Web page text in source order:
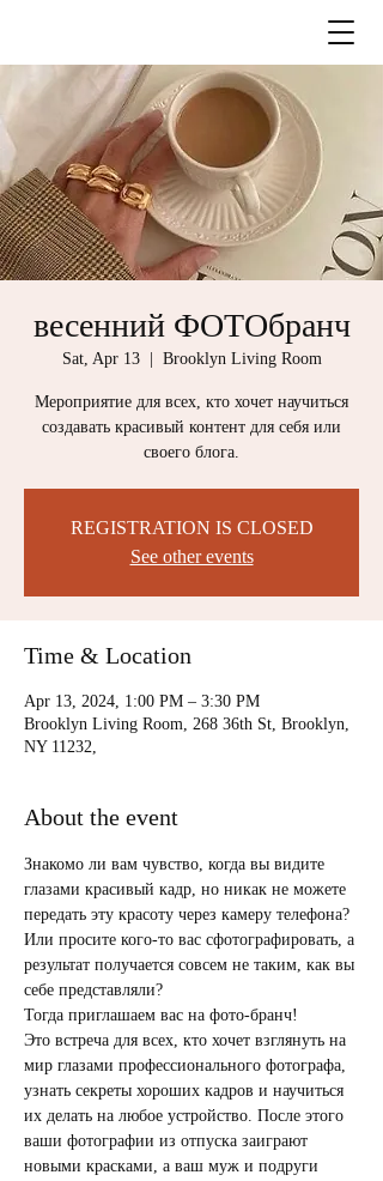
весенний ФОТОбранч
Sat, Apr 13
  |
Brooklyn Living Room
Мероприятие для всех, кто хочет научиться
создавать красивый контент для себя или
своего блога.
REGISTRATION IS CLOSED
See other events
Time & Location
Apr 13, 2024, 1:00 PM – 3:30 PM
Brooklyn Living Room, 268 36th St, Brooklyn,
NY 11232,
About the event
Знакомо ли вам чувство, когда вы видите
глазами красивый кадр, но никак не можете
передать эту красоту через камеру телефона?
Или просите кого-то вас сфотографировать, а
результат получается совсем не таким, как вы
себе представляли?
Тогда приглашаем вас на фото-бранч!
Это встреча для всех, кто хочет взглянуть на
мир глазами профессионального фотографа,
узнать секреты хороших кадров и научиться
их делать на любое устройство. После этого
ваши фотографии из отпуска заиграют
новыми красками, а ваш муж и подруги